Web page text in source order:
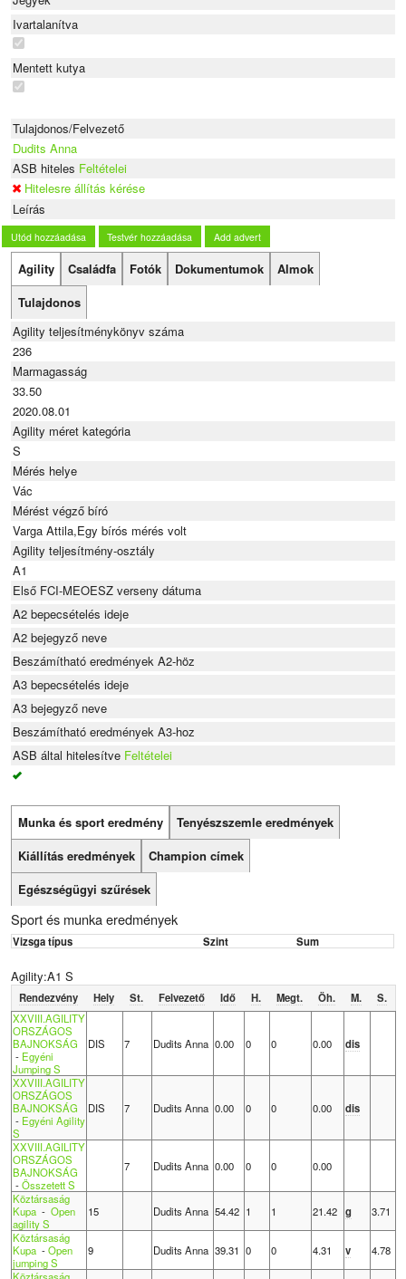
Ivartalanítva
Mentett kutya
Tulajdonos/Felvezető
Dudits Anna
ASB hiteles Feltételei
Hitelesre állítás kérése
Leírás
Utód hozzáadása Testvér hozzáadása Add advert
Agility Családfa Fotók Dokumentumok
Almok
Tulajdonos
Agility teljesítménykönyv száma
236
Marmagasság
33.50
2020.08.01
Agility méret kategória
S
Mérés helye
Vác
Mérést végző bíró
Varga Attila,Egy bírós mérés volt
Agility teljesítmény-osztály
A1
Első FCI-MEOESZ verseny dátuma
A2 bepecsételés ideje
A2 bejegyző neve
Beszámítható eredmények A2-höz
A3 bepecsételés ideje
A3 bejegyző neve
Beszámítható eredmények A3-hoz
ASB által hitelesítve Feltételei
Munka és sport eredmény
Tenyészszemle eredmények
Kiállítás eredmények
Champion címek
Egészségügyi szűrések
Sport és munka eredmények
Vizsga típus Szint Sum
Agility:A1 S
Rendezvény Hely St. Felvezető Idő H. Megt. Öh. M.
S.
XXVIII.AGILITY
ORSZÁGOS
BAJNOKSÁG
- Egyéni
Jumping S
DIS 7 Dudits Anna 0.00 0 0 0.00 dis
XXVIII.AGILITY
ORSZÁGOS
BAJNOKSÁG
- Egyéni Agility
S
DIS 7 Dudits Anna 0.00 0 0 0.00 dis
XXVIII.AGILITY
ORSZÁGOS
BAJNOKSÁG
-Összetett S
7 Dudits Anna 0.00 0 0 0.00
Köztársaság
Kupa- Open
agility S
15 Dudits Anna 54.42 1 1 21.42 g
3.71
Köztársaság
Kupa-Open
jumping S
9 Dudits Anna 39.31 0 0 4.31 v
4.78
Köztársaság